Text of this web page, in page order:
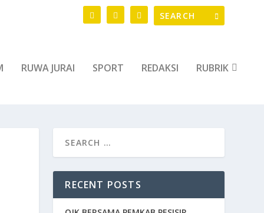
RUWA JURAI SPORT REDAKSI RUBRIK
RECENT POSTS